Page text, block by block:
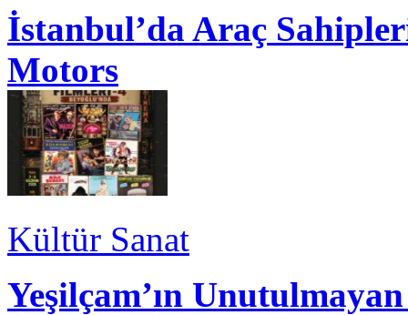
İstanbul’da Araç
Motors
Kültür Sanat
Yeşilçam’ın